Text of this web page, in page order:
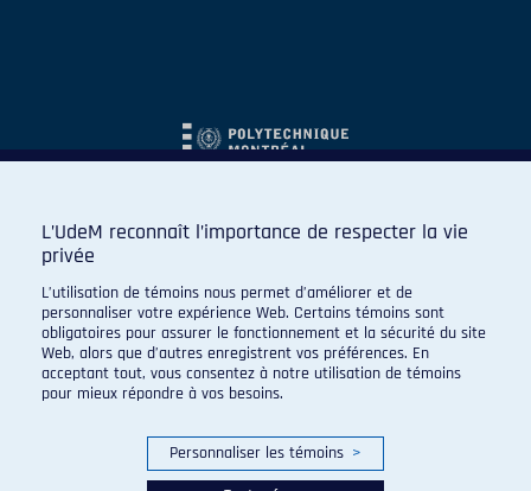
L’UdeM reconnaît l’importance de respecter la vie
privée
L’utilisation de témoins nous permet d’améliorer et de
personnaliser votre expérience Web. Certains témoins sont
obligatoires pour assurer le fonctionnement et la sécurité du site
Web, alors que d’autres enregistrent vos préférences. En
acceptant tout, vous consentez à notre utilisation de témoins
pour mieux répondre à vos besoins.
Personnaliser les témoins >